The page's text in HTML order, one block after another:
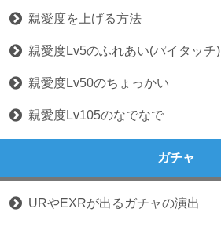
親愛度を上げる方法
親愛度Lv5のふれあい(パイタッチ)
親愛度Lv50のちょっかい
親愛度Lv105のなでなで
ガチャ
URやEXRが出るガチャの演出